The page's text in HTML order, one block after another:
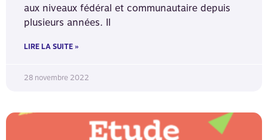
aux niveaux fédéral et communautaire depuis
plusieurs années. Il
LIRE LA SUITE »
28 novembre 2022